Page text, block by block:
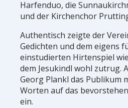
Harfenduo, die
und der Kirchenchor
Authentisch zeigte der
Gedichten und dem eigens
einstudierten Hirtenspiel
dem Jesukindl wohl zutrug.
Georg Plankl das Publikum
Worten auf das
ein.